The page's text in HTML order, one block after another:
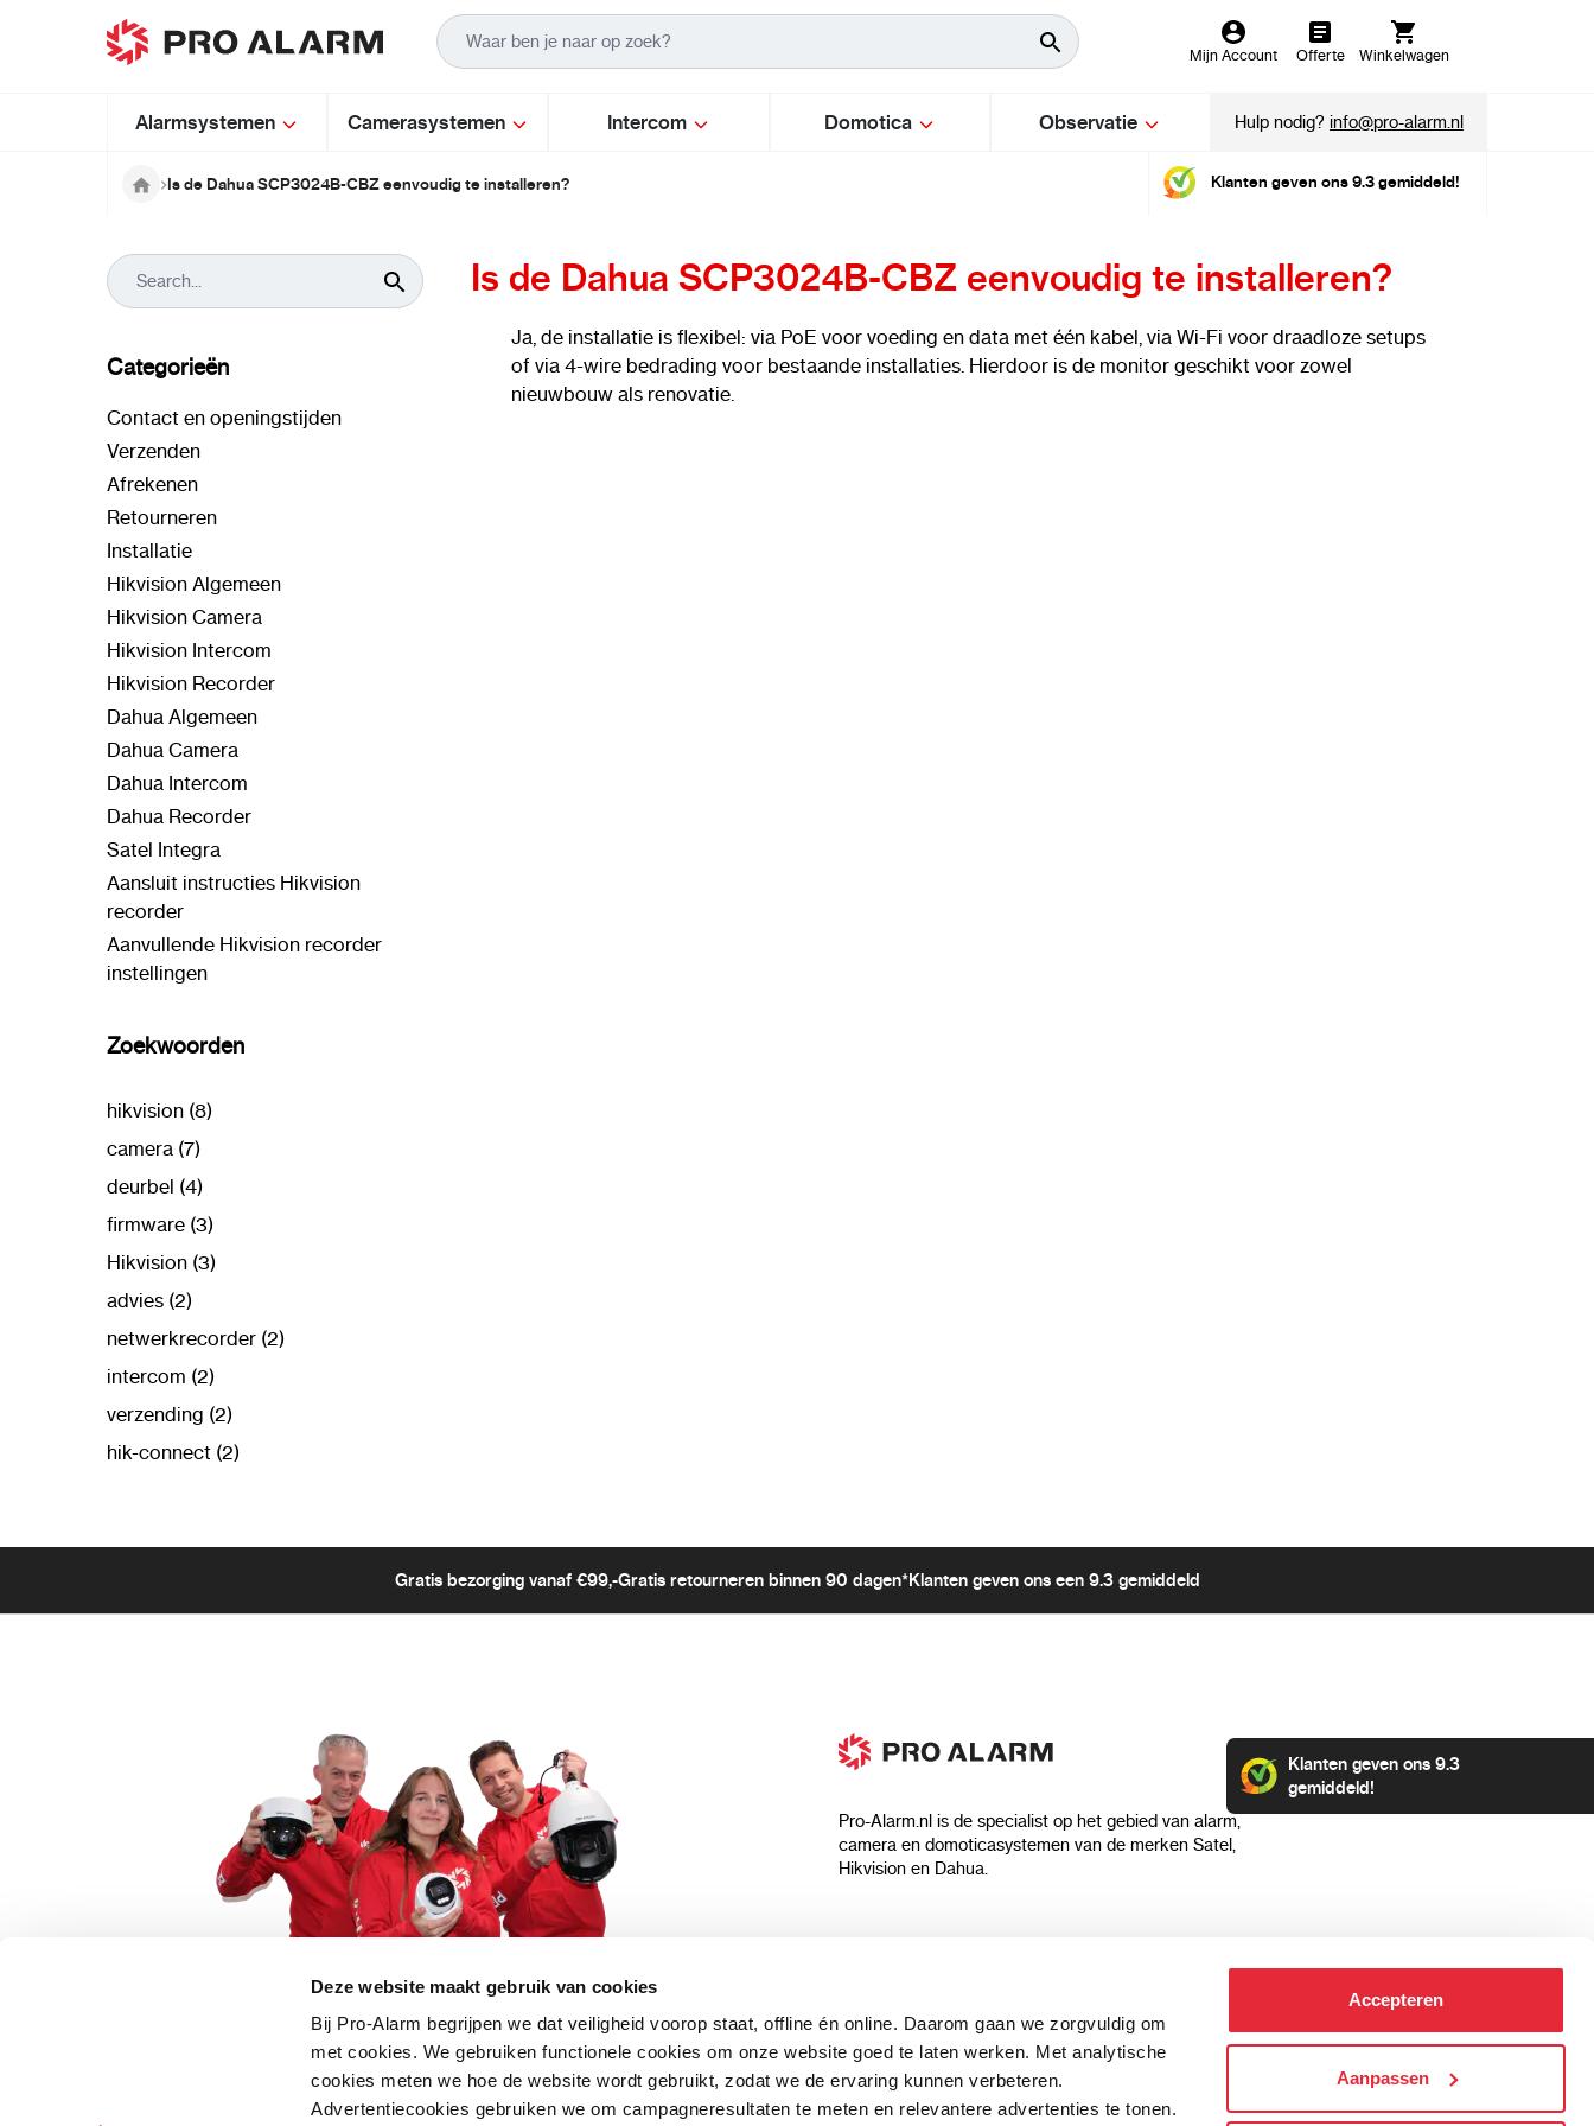
Deze website maakt gebruik van cookies
Bij Pro-Alarm begrijpen we dat veiligheid voorop staat, offline én online. Daarom gaan we zorgvuldig om
met cookies. We gebruiken functionele cookies om onze website goed te laten werken. Met analytische
cookies meten we hoe de website wordt gebruikt, zodat we de ervaring kunnen verbeteren.
Advertentiecookies gebruiken we om campagneresultaten te meten en relevantere advertenties te tonen.
Accepteren
Aanpassen
Ga naar de inhoud
Mijn Account Offerte Winkelwagen
Alarmsystemen Camerasystemen Intercom Domotica Observatie Hulp nodig?info@pro-alarm.nl
Is de Dahua SCP3024B-CBZ eenvoudig te installeren? Klanten geven ons 9.3 gemiddeld!
Is de Dahua SCP3024B-CBZ eenvoudig te installeren?
Ja, de installatie is flexibel: via PoE voor voeding en data met één kabel, via Wi-Fi voor draadloze setups
of via 4-wire bedrading voor bestaande installaties. Hierdoor is de monitor geschikt voor zowel
nieuwbouw als renovatie.
Categorieën
Contact en openingstijden
Verzenden
Afrekenen
Retourneren
Installatie
Hikvision Algemeen
Hikvision Camera
Hikvision Intercom
Hikvision Recorder
Dahua Algemeen
Dahua Camera
Dahua Intercom
Dahua Recorder
Satel Integra
Aansluit instructies Hikvision
recorder
Aanvullende Hikvision recorder
instellingen
Zoekwoorden
hikvision (8)
camera (7)
deurbel (4)
firmware (3)
Hikvision (3)
advies (2)
netwerkrecorder (2)
intercom (2)
verzending (2)
hik-connect (2)
Gratis bezorging vanaf €99,-Gratis retourneren binnen 90 dagen*Klanten geven ons een 9.3 gemiddeld
5 euro korting op je aankoop?
Schrijf je direct in voor onze nieuwsbrief en
Pro-Alarm.nl is de specialist op het gebied van alarm,
camera en domoticasystemen van de merken Satel,
Hikvision en Dahua.
Klanten geven ons 9.3
gemiddeld!
Algemene voorwaarden
Privacyverklaring
Blog
Verzending & bezorging
Aansluit instructies
Categorieën
Alarmsystemen
Beveiligingscamera's
IP camera's
Hikvision camera's